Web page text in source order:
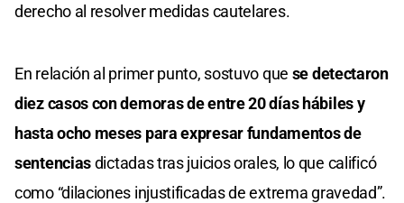
derecho al resolver medidas cautelares.
En relación al primer punto, sostuvo que se detectaron
diez casos con demoras de entre 20 días hábiles y
hasta ocho meses para expresar fundamentos de
sentenciasdictadas tras juicios orales, lo que calificó
como “dilaciones injustificadas de extrema gravedad”.